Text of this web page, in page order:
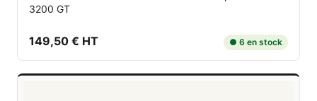
3200 GT
149,50 € HT ● 6 en stock